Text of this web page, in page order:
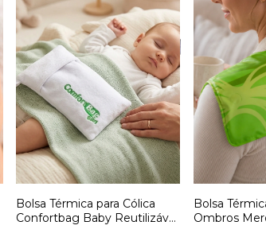
Bolsa Térmica para Cólica
Confortbag Baby Reutilizável
Bolsa
Ombros